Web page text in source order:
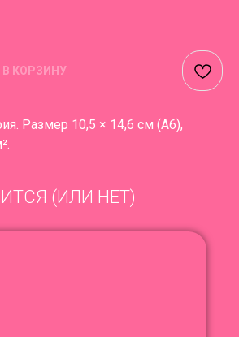
В КОРЗИНУ
Размер 10,5 × 14,6 см (А6),
(ИЛИ НЕТ)